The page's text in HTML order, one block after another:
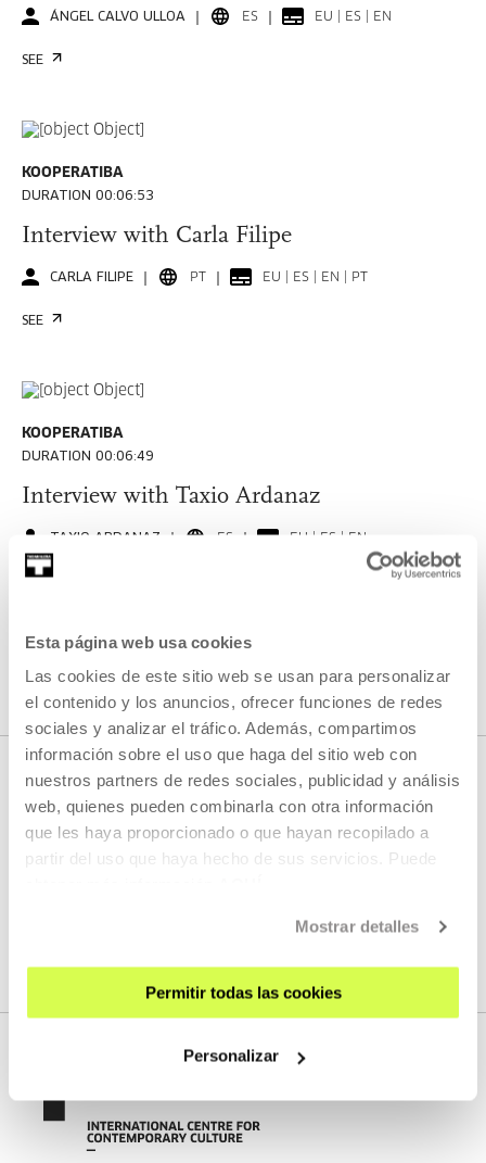
Esta página web usa cookies
Las cookies de este sitio web se usan para personalizar
el contenido y los anuncios, ofrecer funciones de redes
sociales y analizar el tráfico. Además, compartimos
información sobre el uso que haga del sitio web con
nuestros partners de redes sociales, publicidad y análisis
web, quienes pueden combinarla con otra información
que les haya proporcionado o que hayan recopilado a
partir del uso que haya hecho de sus servicios. Puede
Mostrar detalles
Permitir todas las cookies
Personalizar
ÁNGEL CALVO ULLOA ES EU | ES | EN
SEE
KOOPERATIBA
DURATION 00:06:53
Interview with Carla Filipe
CARLA FILIPE PT EU | ES | EN | PT
SEE
KOOPERATIBA
DURATION 00:06:49
Interview with Taxio Ardanaz
TAXIO ARDANAZ ES EU | ES | EN
SEE
NEXT LIVE STREAMS